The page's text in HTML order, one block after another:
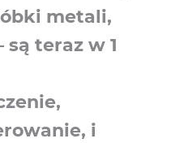
metali,
teraz w 1
i